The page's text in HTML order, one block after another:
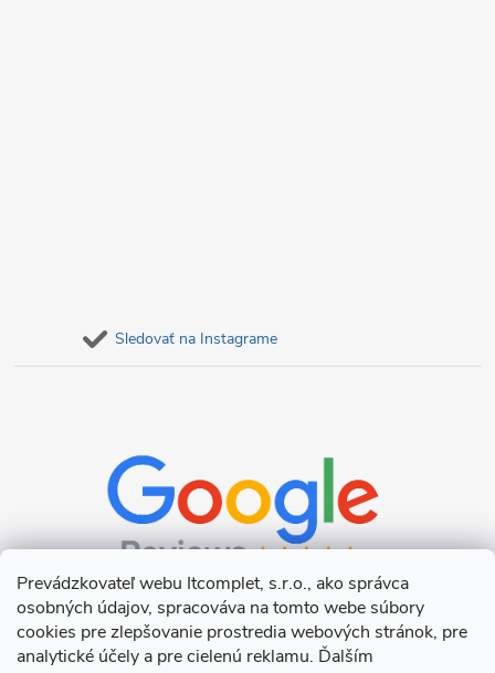
Prevádzkovateľ webu Itcomplet, s.r.o., ako správca
osobných údajov, spracováva na tomto webe súbory
cookies pre zlepšovanie prostredia webových stránok, pre
analytické účely a pre cielenú reklamu. Ďalším
Sledovať na Instagrame